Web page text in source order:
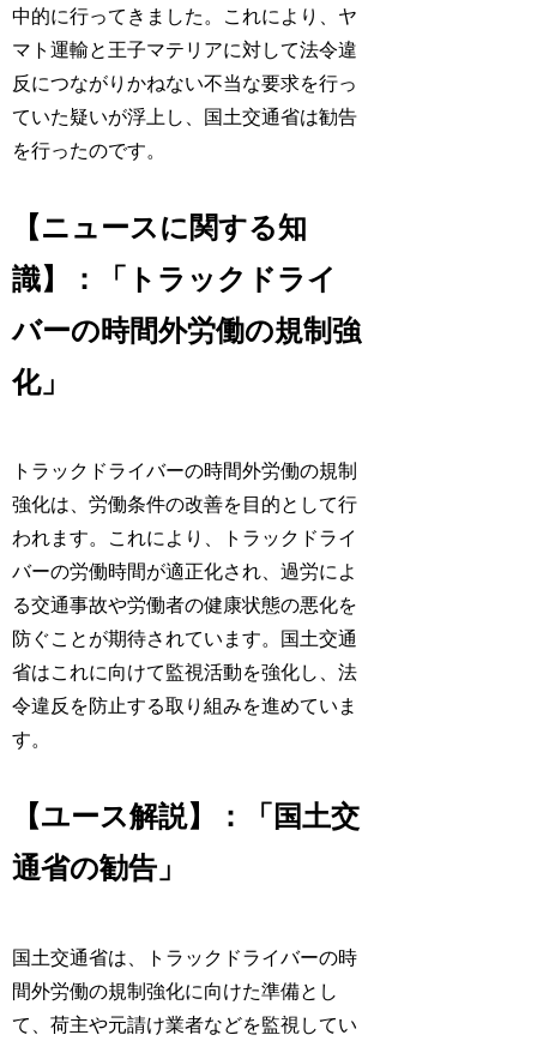
中的に行ってきました。これにより、ヤ
マト運輸と王子マテリアに対して法令違
反につながりかねない不当な要求を行っ
ていた疑いが浮上し、国土交通省は勧告
を行ったのです。
【ニュースに関する知
識】：「トラックドライ
バーの時間外労働の規制強
化」
トラックドライバーの時間外労働の規制
強化は、労働条件の改善を目的として行
われます。これにより、トラックドライ
バーの労働時間が適正化され、過労によ
る交通事故や労働者の健康状態の悪化を
防ぐことが期待されています。国土交通
省はこれに向けて監視活動を強化し、法
令違反を防止する取り組みを進めていま
す。
【ユース解説】：「国土交
通省の勧告」
国土交通省は、トラックドライバーの時
間外労働の規制強化に向けた準備とし
て、荷主や元請け業者などを監視してい